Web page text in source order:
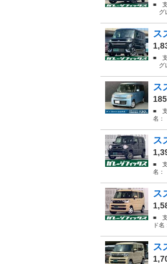
■ 支
グ
ス
■ 支
グ
ス
■ 支
名：
ス
■ 支
名：
ス
■ 支
ド
ス